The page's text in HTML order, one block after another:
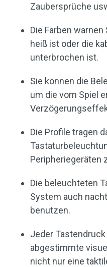
Zaubersprüche
Die Farben
heiß ist oder die
unterbrochen ist.
Sie können die
um die vom Spiel
Die Profile tragen
Peripheriegeräten
Die beleuchteten
System auch
benutzen.
Jeder
abgestimmte
nicht nur eine